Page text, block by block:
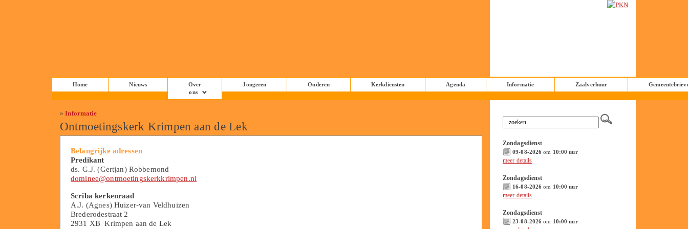
Home Nieuws
Over
ons
Jongeren Ouderen Kerkdiensten Agenda Informatie Zaalverhuur
»Informatie
Ontmoetingskerk Krimpen aan de Lek
Belangrijke adressen
Predikant
ds. G.J. (Gertjan) Robbemond
dominee@ontmoetingskerkkrimpen.nl
Scriba kerkenraad
A.J. (Agnes) Huizer-van Veldhuizen
Brederodestraat 2
2931 XB Krimpen aan de Lek
Zondagsdienst
09-08-2026 om 10:00 uur
meer details
Zondagsdienst
16-08-2026 om 10:00 uur
meer details
Zondagsdienst
23-08-2026 om 10:00 uur